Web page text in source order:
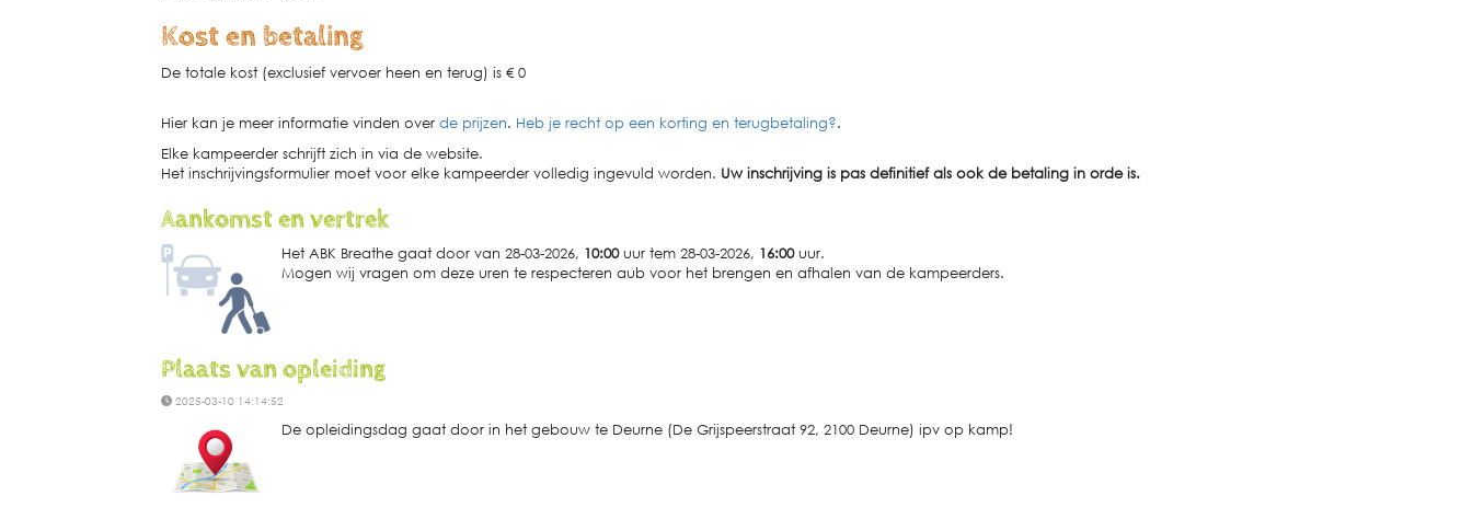
Kost en betaling
De totale kost (exclusief vervoer heen en terug) is € 0
Hier kan je meer informatie vinden over de prijzen. Heb je recht op een korting en terugbetaling?.
Elke kampeerder schrijft zich in via de website.
Het inschrijvingsformulier moet voor elke kampeerder volledig ingevuld worden. Uw inschrijving is pas definitief als ook de betaling in orde is.
Aankomst en vertrek
Het ABK Breathe gaat door van 28-03-2026, 10:00uur tem 28-03-2026, 16:00uur.
Mogen wij vragen om deze uren te respecteren aub voor het brengen en afhalen van de kampeerders.
Plaats van opleiding
2025-03-10 14:14:52
De opleidingsdag gaat door in het gebouw te Deurne (De Grijspeerstraat 92, 2100 Deurne) ipv op kamp!